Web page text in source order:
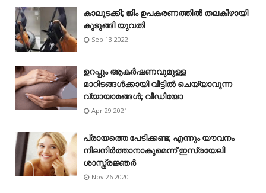
കാലുടക്കി; ജിം ഉപകരണത്തിൽ തലകീഴായി
കുടുങ്ങി യുവതി
Sep 13 2022
ഉറപ്പും ആകർഷണവുമുള്ള
മാറിടങ്ങൾക്കായി വീട്ടിൽ ചെയ്യാവുന്ന
വ്യായാമങ്ങൾ; വീഡിയോ
Apr 29 2021
പ്രായത്തെ പേടിക്കണ്ട; എന്നും യൗവനം
നിലനിർത്താനാകുമെന്ന് ഇസ്രയേലി
ശാസ്ത്രജ്ഞർ
Nov 26 2020